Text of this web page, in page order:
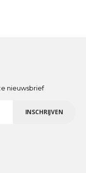
nieuwsbrief
INSCHRIJVEN